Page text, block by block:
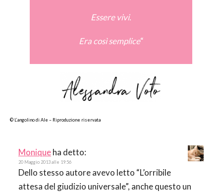
Essere vivi.
Era così semplice“
© L’angolino di Ale – Riproduzione riservata
Moniqueha detto:
20 Maggio 2013 alle 19:56
Dello stesso autore avevo letto “L’orribile
attesa del giudizio universale”, anche questo un